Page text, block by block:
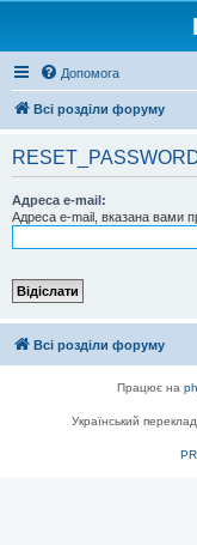
Допомога
Всі розділи форуму
Адреса e-mail:
Адреса e-mail, вказана вами
Всі розділи форуму
Працює на
Український